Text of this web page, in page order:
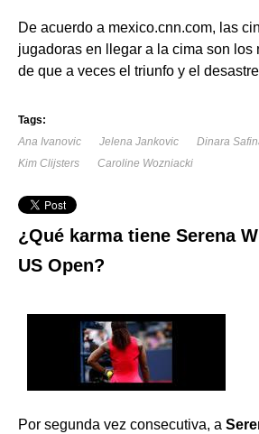
De acuerdo a mexico.cnn.com, las
jugadoras en llegar a la cima son los
de que a veces el triunfo y el
Tags:
Ana Ivanovic
Jelena Jankovic Dinara
Kim Clijsters
Caroline Wozniacki
¿Qué karma tiene Serena
US Open?
Por segunda vez consecutiva, a